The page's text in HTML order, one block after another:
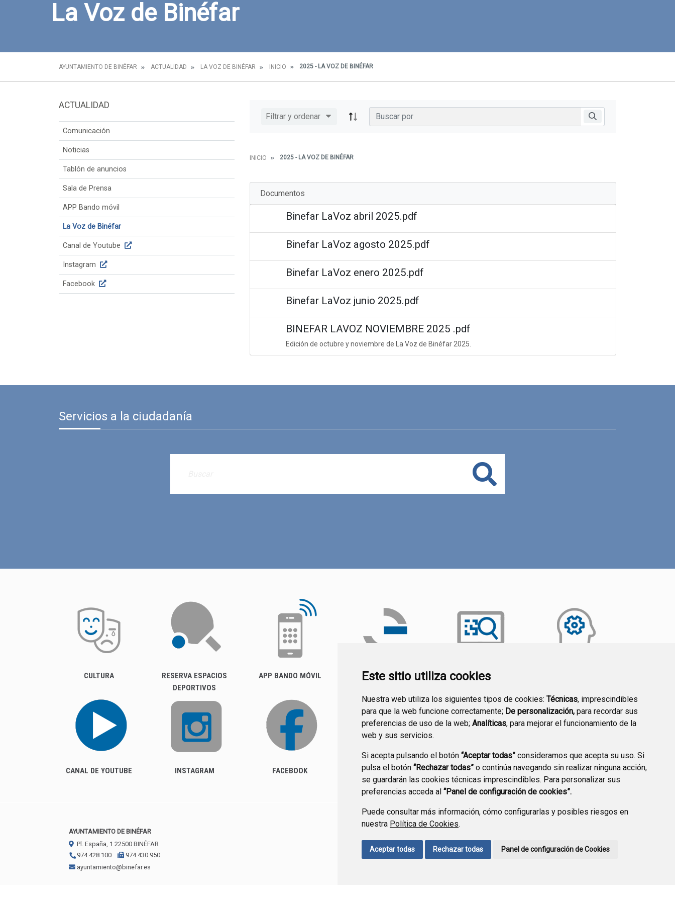
Este sitio utiliza cookies
Nuestra web utiliza los siguientes tipos de cookies: Técnicas, imprescindibles
para que la web funcione correctamente; De personalización, para recordar sus
preferencias de uso de la web; Analíticas, para mejorar el funcionamiento de la
web y sus servicios.
Si acepta pulsando el botón “Aceptar todas” consideramos que acepta su uso. Si
pulsa el botón “Rechazar todas” o continúa navegando sin realizar ninguna acción,
se guardarán las cookies técnicas imprescindibles. Para personalizar sus
preferencias acceda al “Panel de configuración de cookies”.
Puede consultar más información, cómo configurarlas y posibles riesgos en
nuestra Política de Cookies.
Aceptar todas Rechazar todas Panel de configuración de Cookies
La Voz de Binéfar
AYUNTAMIENTO DE BINÉFAR ACTUALIDAD LA VOZ DE BINÉFAR INICIO 2025 - LA VOZ DE BINÉFAR
ACTUALIDAD
Comunicación
Noticias
Tablón de anuncios
Sala de Prensa
APP Bando móvil
La Voz de Binéfar
Canal de Youtube
Instagram
Facebook
Filtrar y ordenar
INICIO 2025 - LA VOZ DE BINÉFAR
Documentos
Binefar LaVoz abril 2025.pdf
Binefar LaVoz agosto 2025.pdf
Binefar LaVoz enero 2025.pdf
Binefar LaVoz junio 2025.pdf
BINEFAR LAVOZ NOVIEMBRE 2025 .pdf
Edición de octubre y noviembre de La Voz de Binéfar 2025.
Servicios a la ciudadanía
Buscar
CULTURA
RESERVA ESPACIOS
DEPORTIVOS
APP BANDO MÓVIL
FACTURA ELECTRÓNICA
TRANSPARENCIA
CANAL DE YOUTUBE INSTAGRAM FACEBOOK
AYUNTAMIENTO DE BINÉFAR
Pl. España, 1 22500 BINÉFAR
974 428 100
974 430 950
ayuntamiento@binefar.es